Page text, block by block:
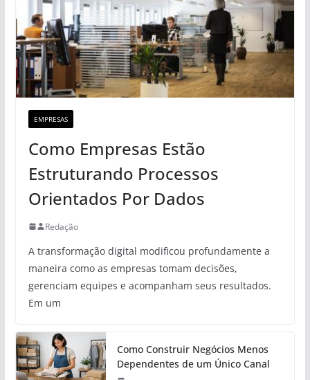
EMPRESAS
Como Empresas Estão
Estruturando Processos
Orientados Por Dados
Redação
A transformação digital modificou profundamente a
maneira como as empresas tomam decisões,
gerenciam equipes e acompanham seus resultados.
Em um
Como Construir Negócios Menos
Dependentes de um Único Canal